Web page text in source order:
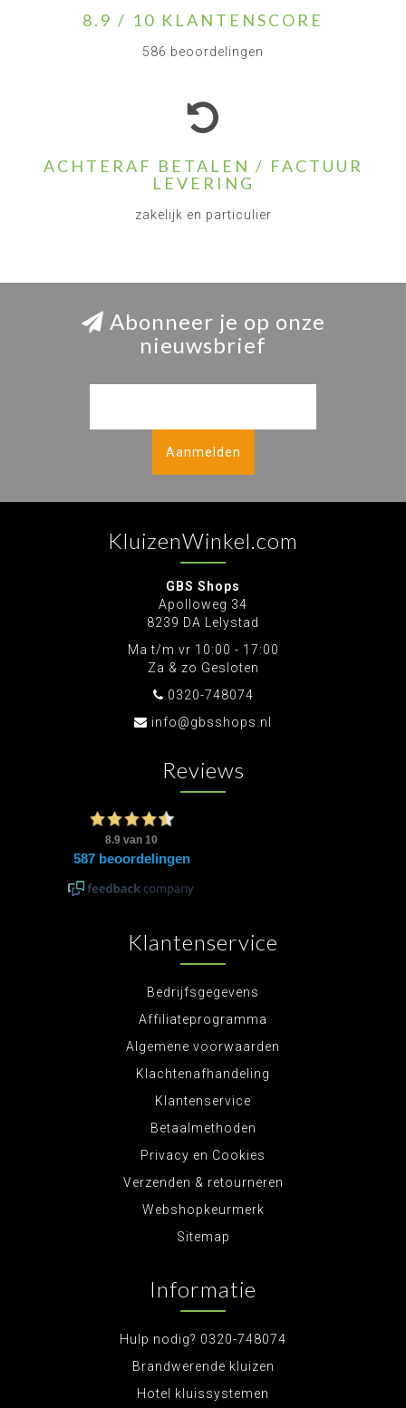
8.9 / 10 KLANTENSCORE
586 beoordelingen
ACHTERAF BETALEN / FACTUUR
LEVERING
zakelijk en particulier
Abonneer je op onze
nieuwsbrief
Aanmelden
KluizenWinkel.com
GBS Shops
Apolloweg 34
8239 DA Lelystad
Ma t/m vr 10:00 - 17:00
Za & zo Gesloten
0320-748074
info@gbsshops.nl
Reviews
Klantenservice
Bedrijfsgegevens
Affiliateprogramma
Algemene voorwaarden
Klachtenafhandeling
Klantenservice
Betaalmethoden
Privacy en Cookies
Verzenden & retourneren
Webshopkeurmerk
Sitemap
Informatie
Hulp nodig? 0320-748074
Brandwerende kluizen
Hotel kluissystemen